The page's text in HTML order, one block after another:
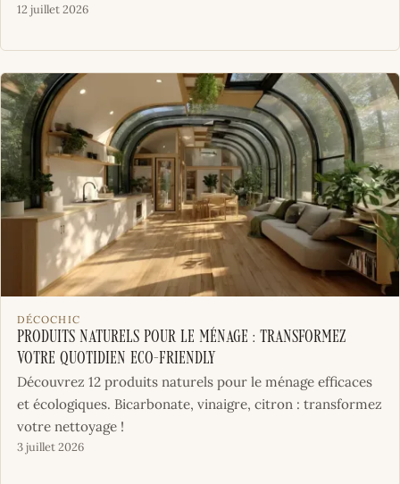
12 juillet 2026
DÉCOCHIC
Produits naturels pour le ménage : transformez
votre quotidien eco-friendly
Découvrez 12 produits naturels pour le ménage efficaces
et écologiques. Bicarbonate, vinaigre, citron : transformez
votre nettoyage !
3 juillet 2026